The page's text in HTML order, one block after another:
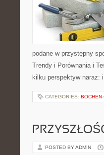
podane w przystępny
Trendy i Porównania i
kilku perspektyw
CATEGORIES:
POSTED BY ADMIN